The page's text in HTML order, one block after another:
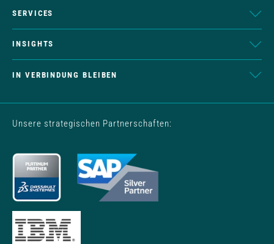
SERVICES
INSIGHTS
IN VERBINDUNG BLEIBEN
Unsere strategischen Partnerschaften: